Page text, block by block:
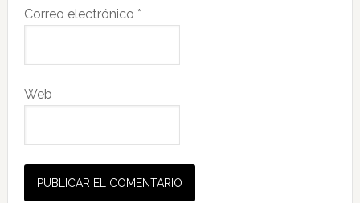
Correo electrónico *
Web